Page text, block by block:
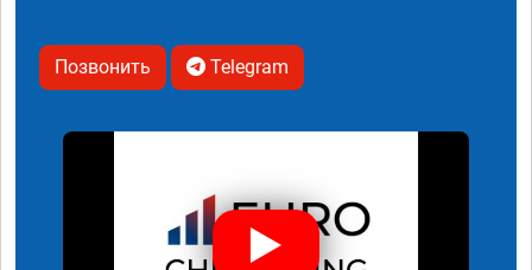
Позвонить Telegram